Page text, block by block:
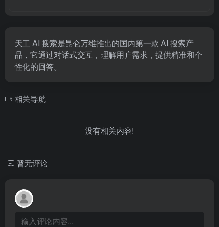
天工 AI 搜索是昆仑万维推出的国内第一款 AI 搜索产
品，它通过对话式交互，理解用户需求，提供精准和个
性化的回答。
相关导航
没有相关内容!
暂无评论